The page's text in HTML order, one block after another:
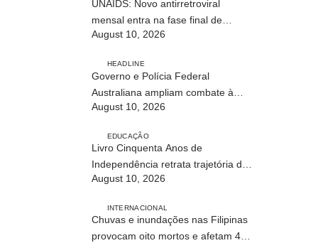
UNAIDS: Novo antirretroviral
mensal entra na fase final de
ensaios clínicos
August 10, 2026
HEADLINE
Governo e Polícia Federal
Australiana ampliam combate à
exploração infantil online
August 10, 2026
EDUCAÇÃO
Livro Cinquenta Anos de
Independência retrata trajetória de
Timor-Leste
August 10, 2026
INTERNACIONAL
Chuvas e inundações nas Filipinas
provocam oito mortos e afetam 486